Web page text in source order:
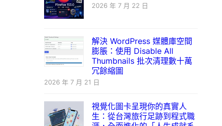
2026 年 7 月 22 日
解決 WordPress 媒體庫空間
膨脹：使用 Disable All
Thumbnails 批次清理數十萬
冗餘縮圖
2026 年 7 月 21 日
視覺化圖卡呈現你的真實人
生：從台灣旅行足跡到程式職